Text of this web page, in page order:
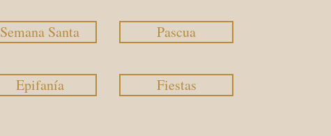
Semana Santa
Epifanía
Pascua
Fiestas